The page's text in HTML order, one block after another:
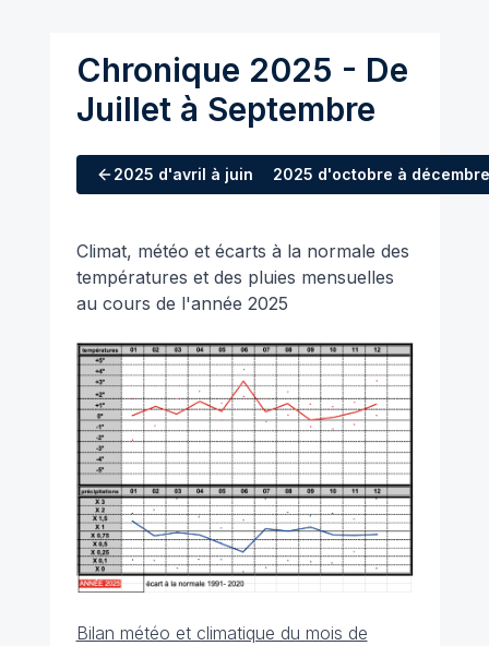
Chronique 2025 - De
Juillet à Septembre
2025 d'avril à juin 2025 d'octobre à décembre
Climat, météo et écarts à la normale des
températures et des pluies mensuelles
au cours de l'année 2025
Bilan météo et climatique du mois de